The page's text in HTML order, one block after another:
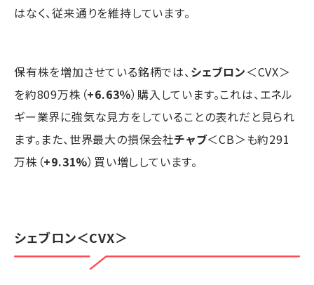
はなく、従来通りを維持しています。
保有株を増加させている銘柄では、シェブロン＜CVX＞
を約809万株（+6.63％）購入しています。これは、エネル
ギー業界に強気な見方をしていることの表れだと見られ
ます。また、世界最大の損保会社チャブ＜CB＞も約291
万株（+9.31%）買い増ししています。
シェブロン＜CVX＞